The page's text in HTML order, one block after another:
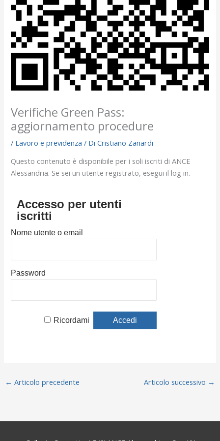
Verifiche Green Pass:
aggiornamento procedure
/ Lavoro e previdenza / DiCristiano Zanardi
Questo contenuto è disponibile per i soli iscriti di ANCE
Alessandria. Se sei un utente registrato, esegui il log in.
Accesso per utenti
iscritti
Nome utente o email
Password
Ricordami
← Articolo precedente Articolo successivo →